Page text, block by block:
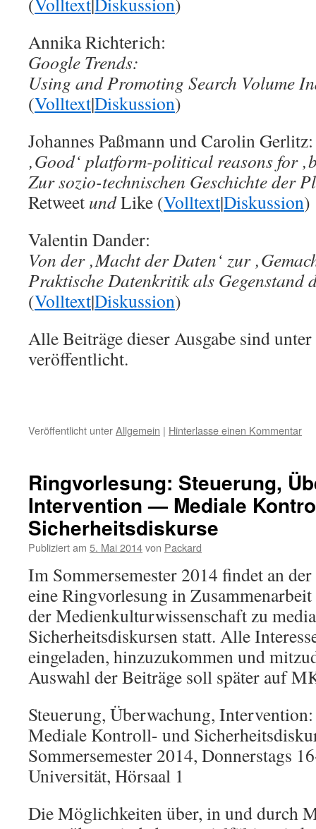
Annika Richterich:
Google Trends:
Using and Promoting Search Volume
(Volltext|Diskussion)
Johannes Paßmann und Carolin Gerlitz:
‚Good‘ platform-political reasons for
Zur sozio-technischen Geschichte der
Retweet undLike (Volltext|Diskussion)
Valentin Dander:
Von der ‚Macht der Daten‘ zur
Praktische Datenkritik als Gegenstand
(Volltext|Diskussion)
Alle Beiträge dieser Ausgabe sind unter
veröffentlicht.
Veröffentlicht unterAllgemein | Hinterlasse einen Kommentar
Ringvorlesung: Steuerung,
Intervention — Mediale
Sicherheitsdiskurse
Publiziert am 5. Mai 2014von Packard
Im Sommersemester 2014 findet an
eine Ringvorlesung in
der Medienkulturwissenschaft zu
Sicherheitsdiskursen statt. Alle
eingeladen, hinzuzukommen und
Auswahl der Beiträge soll später auf
Steuerung, Überwachung, Intervention:
Mediale Kontroll- und
Sommersemester 2014, Donnerstags
Universität, Hörsaal 1
Die Möglichkeiten über, in und durch